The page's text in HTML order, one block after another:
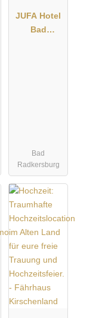
JUFA Hotel
Bad
Bad
Radkersburg